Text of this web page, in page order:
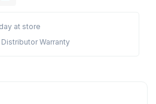
at store
Warranty